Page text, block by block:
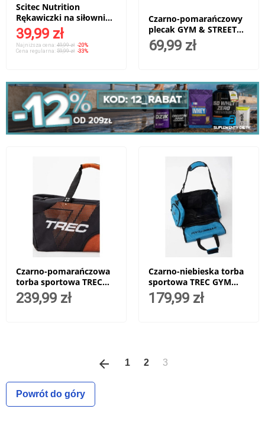
Scitec Nutrition
Rękawiczki na siłownię
STYLE GREEN
39,99 zł
Najniższa cena: 49,99 zł -20%
Cena regularna: 59,99 zł -33%
Czarno-pomarańczowy
plecak GYM & STREET
BACKPACK 006 BLACK &
ORANGE
69,99 zł
Czarno-pomarańczowa
torba sportowa TREC
GYM & TRAVEL BIG BAG
011 BLACK & ORANGE
239,99 zł
Czarno-niebieska torba
sportowa TREC GYM
MEDIUM BAG 014 BLACK
& BLUE
179,99 zł
arrow_back Poprzedni
1 2 3
Powrót do góry